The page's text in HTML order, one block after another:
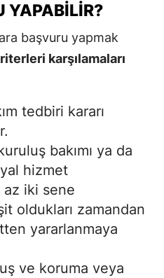
YAPABILIR?
başvuru yapmak
karşılamaları
tedbiri kararı
bakımı ya da
hizmet
iki sene
oldukları zamandan
yararlanmaya
ve koruma veya